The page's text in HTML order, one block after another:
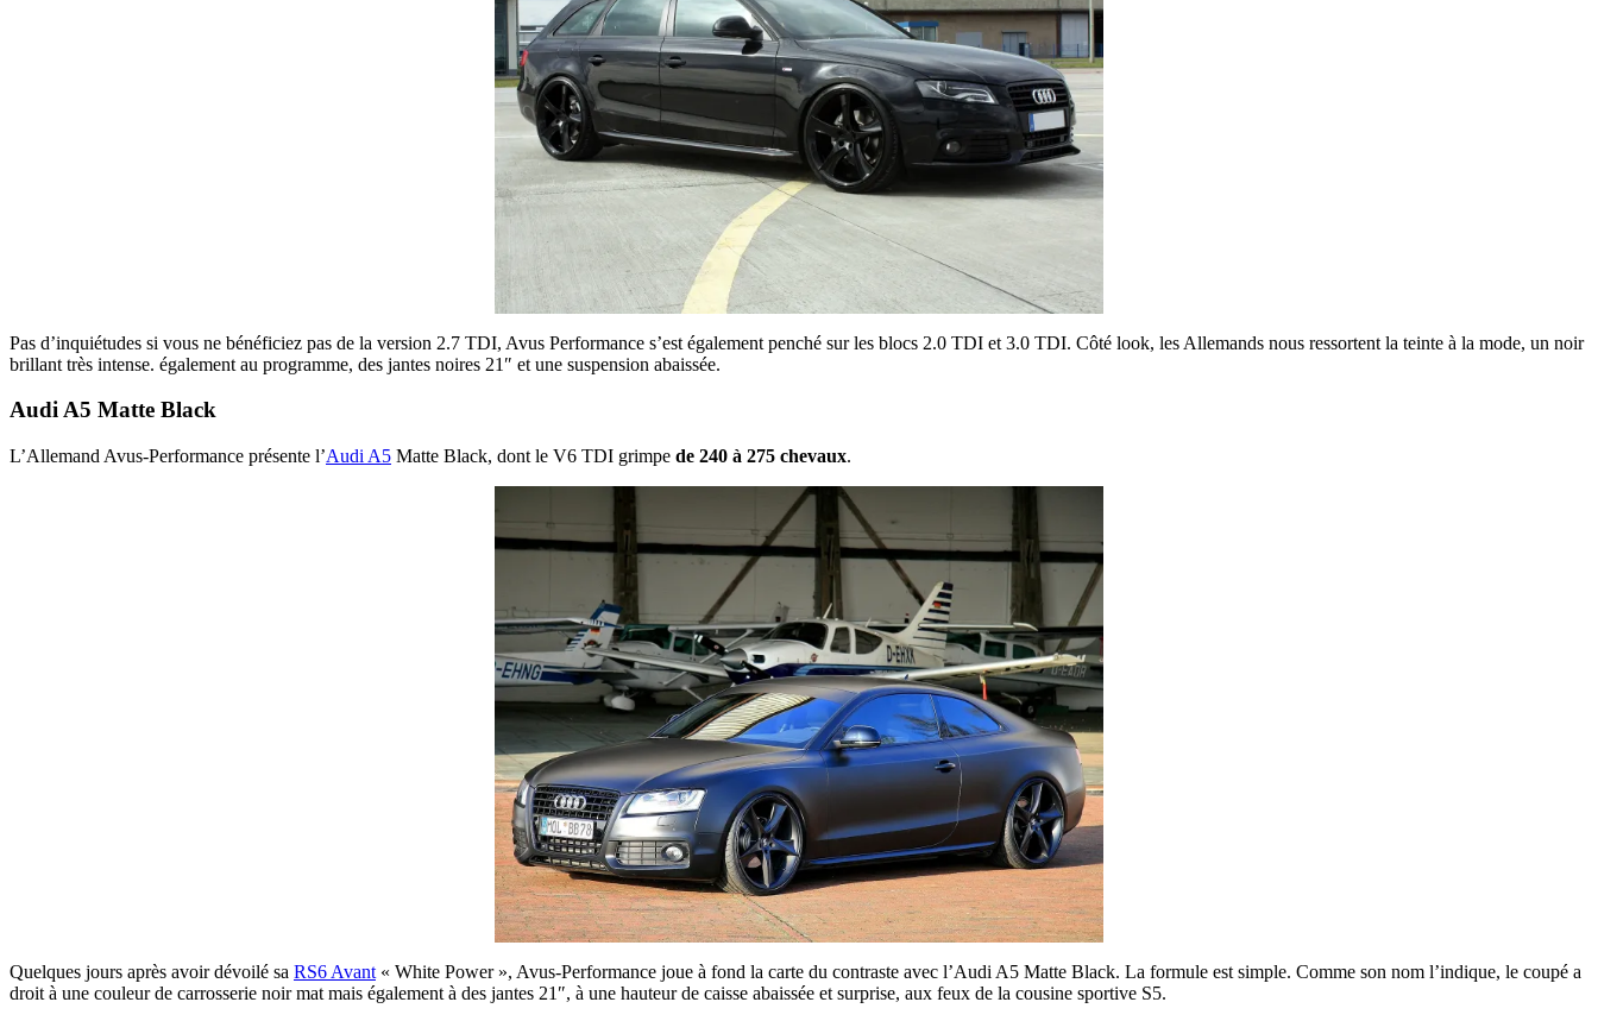
Pas d’inquiétudes si vous ne bénéficiez pas de la version 2.7 TDI, Avus Performance s’est également penché sur les blocs 2.0 TDI et 3.0 TDI. Côté look, les Allemands nous ressortent la teinte à la mode, un noir
brillant très intense. également au programme, des jantes noires 21″ et une suspension abaissée.
Audi A5 Matte Black
L’Allemand Avus-Performance présente l’Audi A5 Matte Black, dont le V6 TDI grimpe de 240 à 275 chevaux.
Quelques jours après avoir dévoilé sa RS6 Avant « White Power », Avus-Performance joue à fond la carte du contraste avec l’Audi A5 Matte Black. La formule est simple. Comme son nom l’indique, le coupé a
droit à une couleur de carrosserie noir mat mais également à des jantes 21″, à une hauteur de caisse abaissée et surprise, aux feux de la cousine sportive S5.